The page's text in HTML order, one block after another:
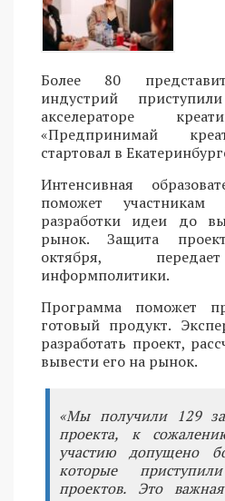
Более 80
индустрий
акселераторе
«Предпринимай
стартовал в
Интенсивная
поможет
разработки идеи до
рынок. Защита
октября,
информполитики.
Программа поможет
готовый продукт.
разработать проект,
вывести его на рынок.
«Мы получили 129
проекта, к
участию допущено
которые
проектов. Это